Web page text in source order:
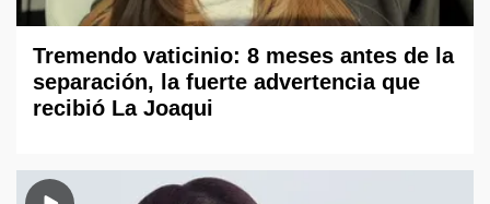
Tremendo vaticinio: 8 meses antes de la
separación, la fuerte advertencia que
recibió La Joaqui